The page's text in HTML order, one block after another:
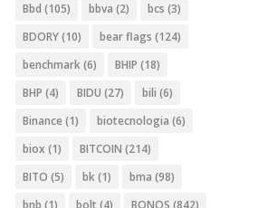
Bbd (105) bbva (2) bcs (3)
BDORY(10) bear flags (124)
benchmark(6) BHIP (18)
BHP (4) BIDU (27) bili (6)
Binance (1) biotecnologia (6)
biox (1) BITCOIN (214)
BITO (5) bk(1) bma (98)